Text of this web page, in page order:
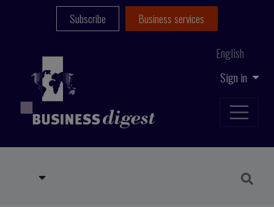
Sign in
English
Subscribe Business services